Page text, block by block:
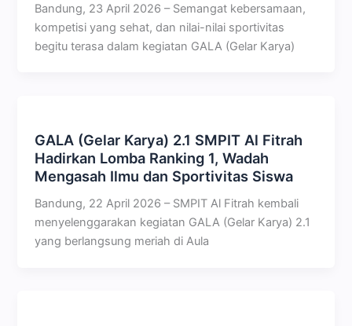
Bandung, 23 April 2026 – Semangat kebersamaan,
kompetisi yang sehat, dan nilai-nilai sportivitas
begitu terasa dalam kegiatan GALA (Gelar Karya)
GALA (Gelar Karya) 2.1 SMPIT Al Fitrah
Hadirkan Lomba Ranking 1, Wadah
Mengasah Ilmu dan Sportivitas Siswa
Bandung, 22 April 2026 – SMPIT Al Fitrah kembali
menyelenggarakan kegiatan GALA (Gelar Karya) 2.1
yang berlangsung meriah di Aula